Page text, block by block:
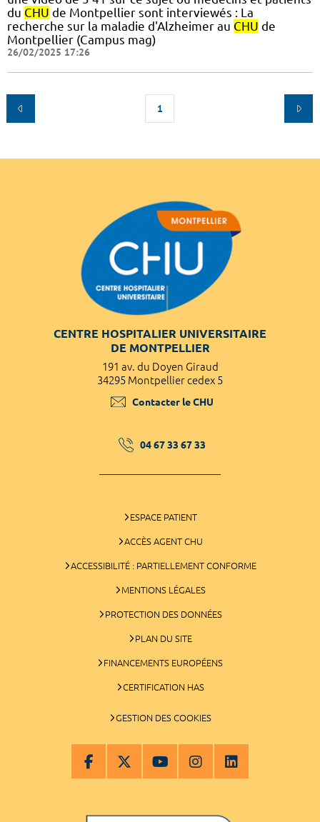
du CHU de Montpellier sont interviewés : La
recherche sur la maladie d'Alzheimer au CHU de
Montpellier (Campus mag)
26/02/2025 17:26
1
CENTRE HOSPITALIER UNIVERSITAIRE
DE MONTPELLIER
191 av. du Doyen Giraud
34295 Montpellier cedex 5
Contacter le CHU
04 67 33 67 33
ESPACE PATIENT
ACCÈS AGENT CHU
ACCESSIBILITÉ : PARTIELLEMENT CONFORME
MENTIONS LÉGALES
PROTECTION DES DONNÉES
PLAN DU SITE
FINANCEMENTS EUROPÉENS
CERTIFICATION HAS
GESTION DES COOKIES